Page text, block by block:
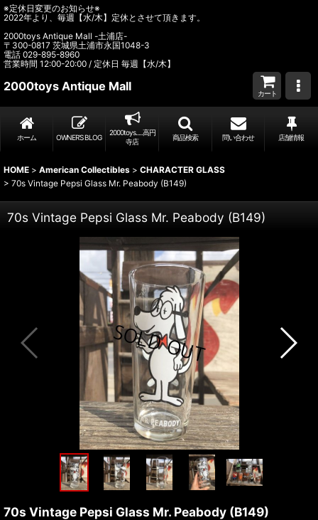
※定休日変更のお知らせ※
2022年より、毎週【水/木】定休とさせて頂きます。
2000toys Antique Mall -土浦店-
〒300-0817 茨城県土浦市永国1048-3
電話 029-895-8960
営業時間 12:00-20:00 / 定休日 毎週【水/木】
2000toys Antique Mall
カート
ホーム OWNER’S BLOG
2000toys.....高円
寺店
商品検索 問い合わせ 店舗情報
HOME > American Collectibles > CHARACTER GLASS
> 70s Vintage Pepsi Glass Mr. Peabody (B149)
70s Vintage Pepsi Glass Mr. Peabody (B149)
70s Vintage Pepsi Glass Mr. Peabody (B149)